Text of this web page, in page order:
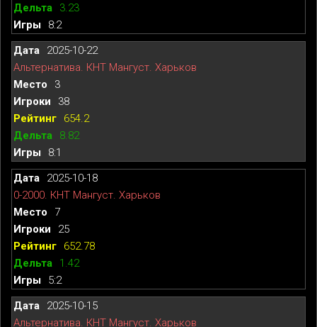
3.23
8:2
2025-10-22
Альтернатива. КНТ Мангуст. Харьков
3
38
654.2
8.82
8:1
2025-10-18
0-2000. КНТ Мангуст. Харьков
7
25
652.78
1.42
5:2
2025-10-15
Альтернатива. КНТ Мангуст. Харьков